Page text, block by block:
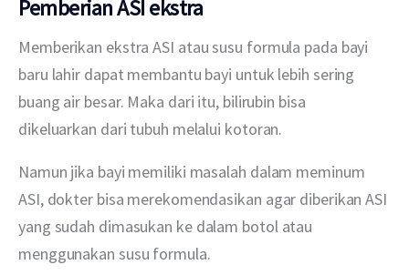
Pemberian ASI ekstra
Memberikan ekstra ASI atau susu formula pada bayi
baru lahir dapat membantu bayi untuk lebih sering
buang air besar. Maka dari itu, bilirubin bisa
dikeluarkan dari tubuh melalui kotoran.
Namun jika bayi memiliki masalah dalam meminum
ASI, dokter bisa merekomendasikan agar diberikan ASI
yang sudah dimasukan ke dalam botol atau
menggunakan susu formula.